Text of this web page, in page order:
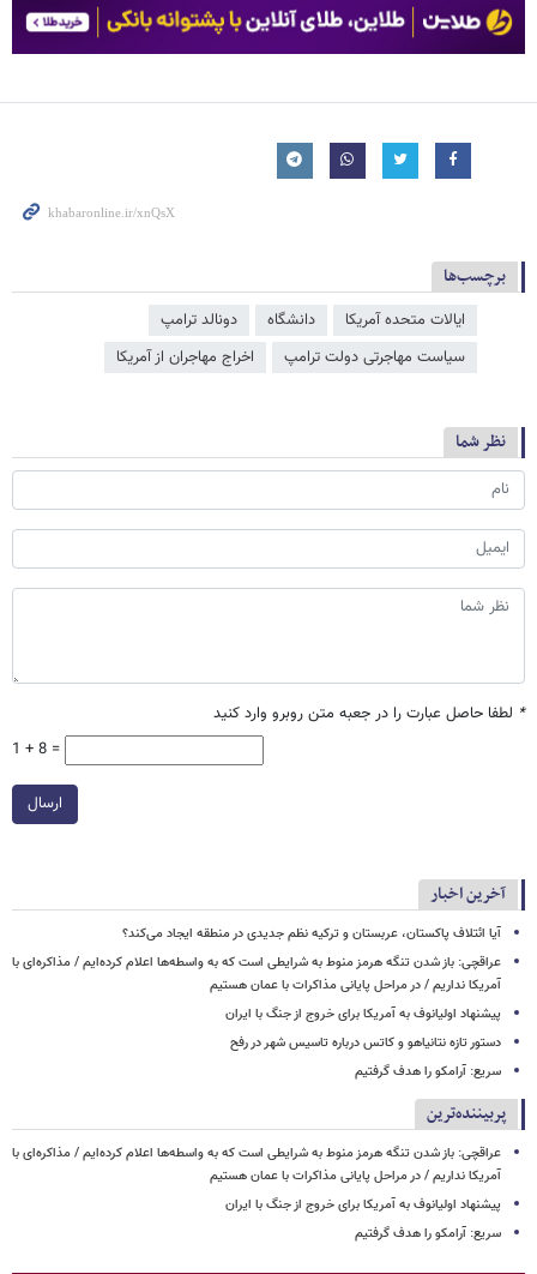
برچسب‌ها
ایالات متحده آمریکا دانشگاه
دونالد ترامپ
سیاست مهاجرتی دولت ترامپ
اخراج مهاجران از آمریکا
نظر شما
* لطفا حاصل عبارت را در جعبه متن روبرو وارد کنید
1 + 8 =
ارسال
آخرین اخبار
آیا ائتلاف پاکستان، عربستان و ترکیه نظم جدیدی در منطقه ایجاد می‌کند؟
عراقچی: باز شدن تنگه هرمز منوط به شرایطی است که به واسطه‌ها اعلام کرده‌ایم / مذاکره‌ای با
آمریکا نداریم / در مراحل پایانی مذاکرات با عمان هستیم
پیشنهاد اولیانوف به آمریکا برای خروج از جنگ با ایران
دستور تازه نتانیاهو و کاتس درباره تاسیس شهر در رفح
سریع: آرامکو را هدف گرفتیم
پربیننده‌ترین
عراقچی: باز شدن تنگه هرمز منوط به شرایطی است که به واسطه‌ها اعلام کرده‌ایم / مذاکره‌ای با
آمریکا نداریم / در مراحل پایانی مذاکرات با عمان هستیم
پیشنهاد اولیانوف به آمریکا برای خروج از جنگ با ایران
سریع: آرامکو را هدف گرفتیم